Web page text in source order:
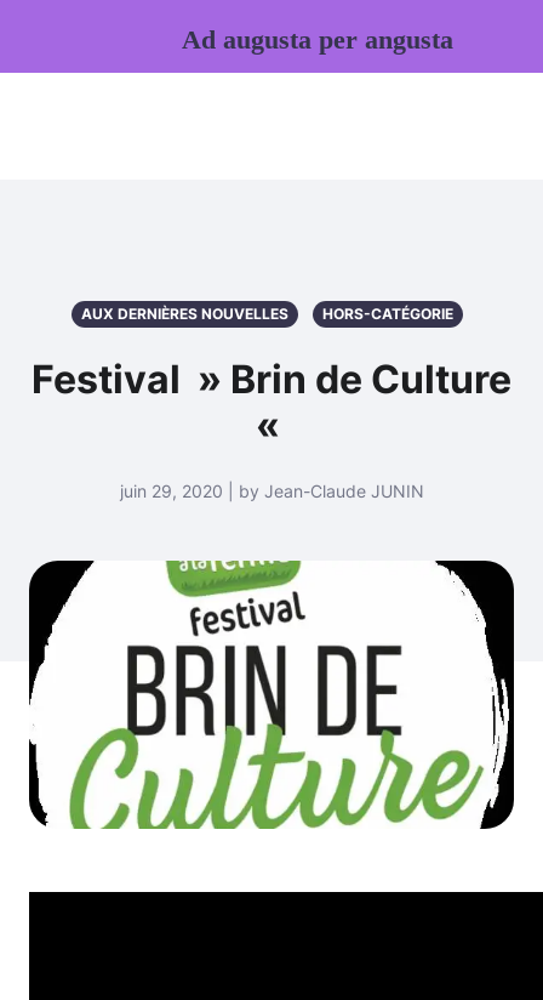
AUX DERNIÈRES NOUVELLES HORS-CATÉGORIE
Festival » Brin de Culture
«
juin 29, 2020 | by Jean-Claude JUNIN
Ad augusta per angusta